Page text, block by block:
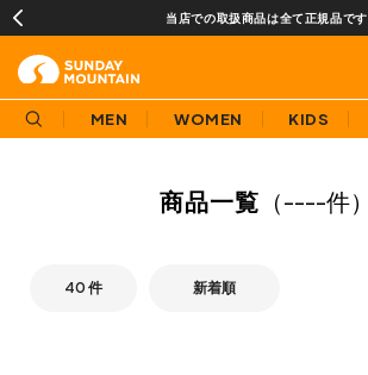
当店での取扱商品は全て正規品です
MEN WOMEN KIDS
商品一覧 （----件）